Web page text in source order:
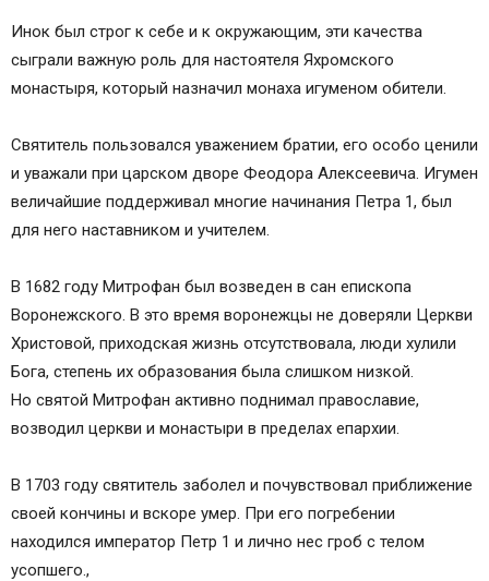
Инок был строг к себе и к окружающим, эти качества
сыграли важную роль для настоятеля Яхромского
монастыря, который назначил монаха игуменом обители.
Святитель пользовался уважением братии, его особо ценили
и уважали при царском дворе Феодора Алексеевича. Игумен
величайшие поддерживал многие начинания Петра 1, был
для него наставником и учителем.
В 1682 году Митрофан был возведен в сан епископа
Воронежского. В это время воронежцы не доверяли Церкви
Христовой, приходская жизнь отсутствовала, люди хулили
Бога, степень их образования была слишком низкой.
Но святой Митрофан активно поднимал православие,
возводил церкви и монастыри в пределах епархии.
В 1703 году святитель заболел и почувствовал приближение
своей кончины и вскоре умер. При его погребении
находился император Петр 1 и лично нес гроб с телом
усопшего.,